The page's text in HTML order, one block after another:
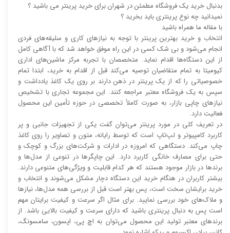
بدنبال خرید یک فروشگاه مطمئن در شهران برای خرید پرینتر می باشید ؟
نمیدانید چه نوع پرینتری باید بخرید ؟
با مقاله ما همراه باشید
انتخاب و خرید بهترین پرینتر با توجه به نیاز‌‌های کاری و سلیقه‌های فردی
انجام می‌شود و بی شک کسی در این راه موفق خواهد شد که با آگاهی کامل
از این دستگاه‌ها اقدام نماید. متخصصان با تجربه مرکز ماشین‌های اداری
کیومیتا به تمام متقاضیان توصیه می‌کند قبل از اقدام به خرید، ابتدا تمام
خصوصیاتی را که از یک پرینتر در ذهن دارند بر روی یک کاغذ یادداشت و
سپس به یک فروشگاه معتبر مراجعه کنند. این مجموعه تجاری با تشخیص
نیاز‌‌های چاپی بازار، به صورت کاملاً تخصصی در حوزه تأمین این محصول
فعالیت دارد.
در تعریف کلی در مورد پرینتر می‌توان گفت یکی از تجهیزات جانبی و پر
کاربرد کامپیوتر و لپ‌تاپ است که توسط رایانه، متون و تصاویر را روی کاغذ
چاپ می‌کند. دستگاهی که امروزه در ادارات و شرکت‌های بزرگ و کوچک و
حتی برای مصارف خانگی کاربرد دارد. این چاپگر‌ها در تنوعی از مدل‌ها و
برند‌ها در بازار موجود هستند که هر کدام قابلیت و ویژگی‌های متنوعی دارند.
بیشتر کاربران در هنگام خرید این دستگاه دچار مشکل می‌شوند و انتخاب و
خرید برایشان سخت است، پس بهتر است قبل از بررسی همه مدل‌ها، نیاز‌ها
و ملاک‌های خود بررسی نمایید. برای مثال اگر سرعت و کیفیت برایتان مهم
است پس به دنبال پرینتری باشید که دارای سرعت و کیفیت بالایی باشد. از
برند‌های معتبر تولید این محصول می‌توان به اچ پی، اپسون، سامسونگ،